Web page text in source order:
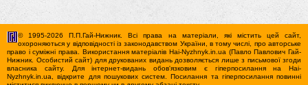
© 1995-2026 П.П.Гай-Нижник. Всі права на матеріали, які містить цей сайт,
охороняються у відповідності із законодавством України, в тому числі, про авторське
право і суміжні права. Використання матерiалiв Hai-Nyzhnyk.in.ua (Павло Павлович Гай-
Нижник. Особистий сайт) для друкованих видань дозволяється лише з письмової згоди
власника сайту. Для iнтернет-видань обов'язковим є гiперпосилання на Hai-
Nyzhnyk.in.ua, відкрите для пошукових систем. Посилання та гіперпосилання повинні